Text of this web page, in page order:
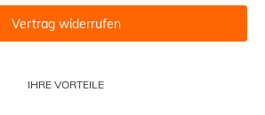
IHRE VORTEILE
Vertrag widerrufen